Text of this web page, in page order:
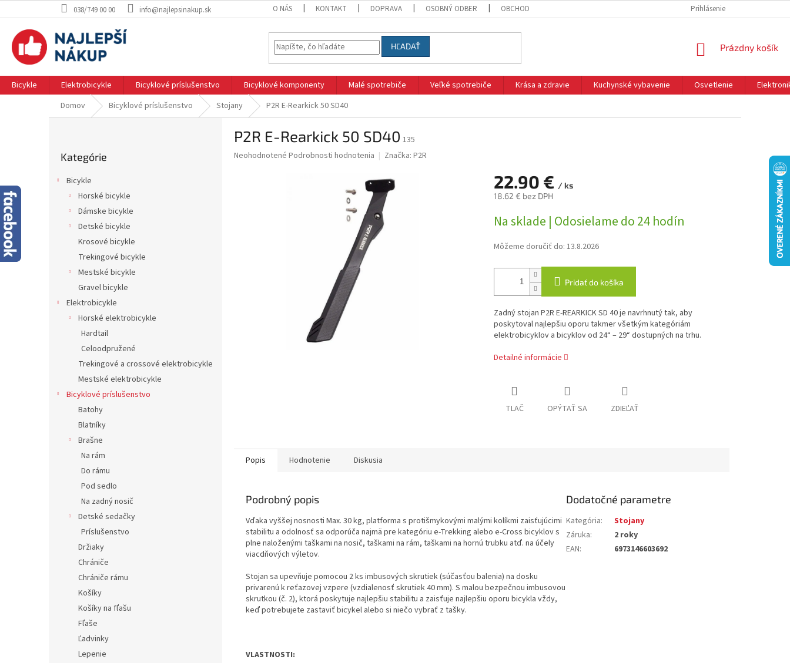
na
038/749 00 00 info@najlepsinakup.sk O NÁS KONTAKT DOPRAVA OSOBNÝ ODBER OBCHODNÉ PODMIENKY OCHRANA OSOBNÝCH ÚDAJOV REKLAMÁCIE
Prihlásenie
HĽADAŤ
NÁKUPNÝ
Prázdny košík
Bicykle Elektrobicykle Bicyklové príslušenstvo Bicyklové komponenty Malé spotrebiče Veľké spotrebiče Krása a zdravie Kuchynské vybavenie Osvetlenie
Domov
Bicyklové príslušenstvo Stojany P2R E-Rearkick 50 SD40
kategórie
Kategórie
Bicykle
Horské bicykle
Dámske bicykle
Detské bicykle
Krosové bicykle
Trekingové bicykle
Mestské bicykle
Gravel bicykle
Elektrobicykle
Horské elektrobicykle
Hardtail
Celoodpružené
Trekingové a crossové elektrobicykle
Mestské elektrobicykle
Bicyklové príslušenstvo
Batohy
Blatníky
Brašne
Na rám
Do rámu
Pod sedlo
Na zadný nosič
Detské sedačky
Príslušenstvo
Držiaky
Chrániče
Chrániče rámu
Košíky
Košíky na fľašu
Fľaše
Ľadvinky
Lepenie
P2R E-Rearkick 50 SD40 135
Priemerné
Neohodnotené Podrobnosti hodnotenia Značka: P2R
22.90 € / ks
18.62 € bez DPH
cena:
Na sklade | Odosielame do 24 hodín
Môžeme doručiť do: 13.8.2026
Pridať do košíka
Zadný stojan P2R E-REARKICK SD 40 je navrhnutý tak, aby
poskytoval najlepšiu oporu takmer všetkým kategóriám
elektrobicyklov a bicyklov od 24“ – 29“ dostupných na trhu.
Detailné informácie
TLAČ OPÝTAŤ SA ZDIEĽAŤ
Popis Hodnotenie Diskusia
Podrobný popis
Vďaka vyššej nosnosti Max. 30 kg, platforma s protišmykovými malými kolíkmi zaisťujúcimi
stabilitu a odolnosť sa odporúča najmä pre kategóriu e-Trekking alebo e-Cross bicyklov s
plne naloženými taškami na nosič, taškami na rám, taškami na hornú trubku atď. na účely
viacdňových výletov.
Stojan sa upevňuje pomocou 2 ks imbusových skrutiek (súčasťou balenia) na dosku
privarenú k reťazovej vzpere (vzdialenosť skrutiek 40 mm). S malou bezpečnou imbusovou
skrutkou (č. 2), ktorá poskytuje najlepšiu stabilitu a zaisťuje najlepšiu oporu bicykla vždy,
keď potrebujete zastaviť bicykel alebo si niečo vybrať z tašky.
VLASTNOSTI:
Dodatočné parametre
Kategória:
Stojany
Záruka:
2 roky
EAN: 6973146603692